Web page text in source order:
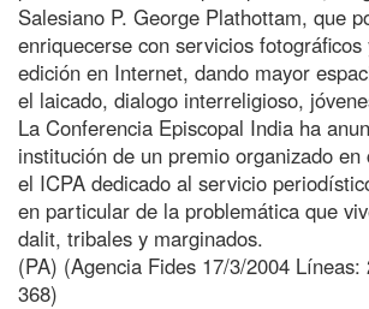
Salesiano P. George Plathottam, que
enriquecerse con servicios
edición en Internet, dando mayor
el laicado, dialogo interreligioso,
La Conferencia Episcopal India ha
institución de un premio organizado en
el ICPA dedicado al servicio
en particular de la problemática que
dalit, tribales y marginados.
(PA) (Agencia Fides 17/3/2004 Líneas:
368)